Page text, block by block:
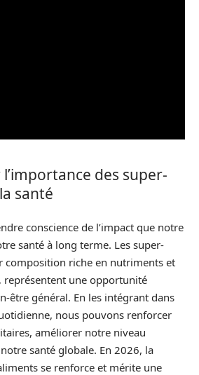
des super-
santé
conscience de l’impact que notre
santé à long terme. Les super-
composition riche en nutriments et
représentent une opportunité
être général. En les intégrant dans
nous pouvons renforcer
améliorer notre niveau
santé globale. En 2026, la
se renforce et mérite une